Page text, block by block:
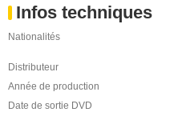
Infos techniques
Nationalités
Distributeur
Année de production
Date de sortie DVD